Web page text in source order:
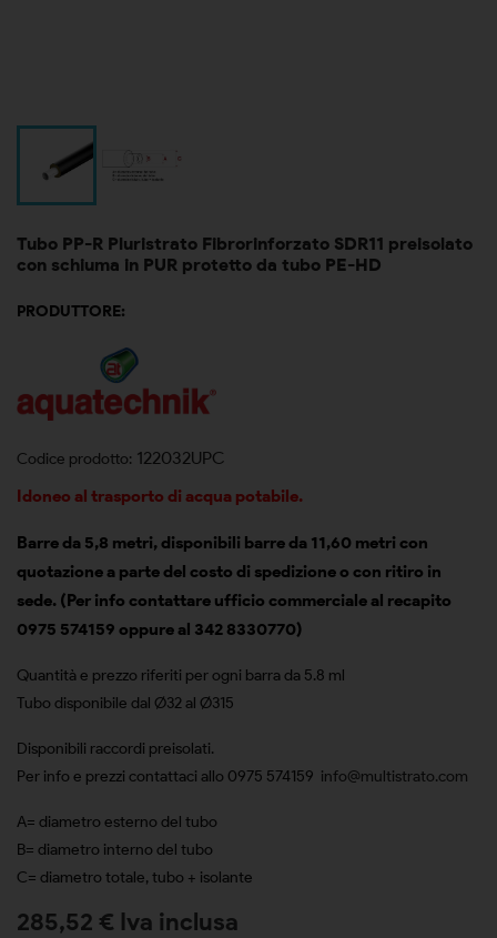
Tubo PP-R Pluristrato Fibrorinforzato SDR11 preisolato
con schiuma in PUR protetto da tubo PE-HD
PRODUTTORE:
Codice prodotto: 122032UPC
Idoneo al trasporto di acqua potabile.
Barre da 5,8 metri, disponibili barre da 11,60 metri con
quotazione a parte del costo di spedizione o con ritiro in
sede. (Per info contattare ufficio commerciale al recapito
0975 574159 oppure al 342 8330770)
Quantità e prezzo riferiti per ogni barra da 5.8 ml
Tubo disponibile dal Ø32 al Ø315
Disponibili raccordi preisolati.
Per info e prezzi contattaci allo 0975 574159 info@multistrato.com
A= diametro esterno del tubo
B= diametro interno del tubo
C= diametro totale, tubo + isolante
285,52 € Iva inclusa